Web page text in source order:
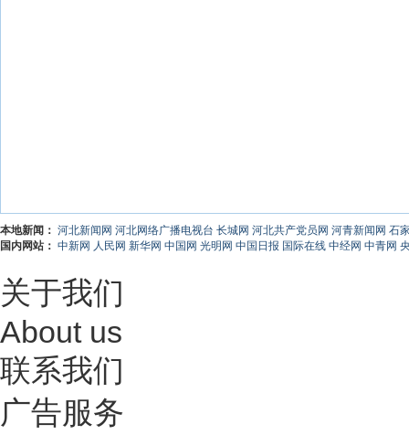
本地新闻： 河北新闻网 河北网络广播电视台 长城网 河北共产党员网 河青新闻网 石
国内网站： 中新网 人民网 新华网 中国网 光明网 中国日报 国际在线 中经网 中青网
关于我们
About us
联系我们
广告服务